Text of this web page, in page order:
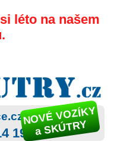
léto na našem
199
NOVÉ VOZÍKY
a SKÚTRY